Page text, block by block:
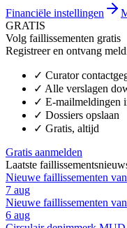
Financiële instellingen
GRATIS
Volg faillissementen gratis
Registreer en ontvang
✓ Curator
✓ Alle verslagen
✓ E-mailmeldingen
✓ Dossiers opslaan
✓ Gratis, altijd
Gratis aanmelden
Laatste
Nieuwe faillissementen
7 aug
Nieuwe faillissementen
6 aug